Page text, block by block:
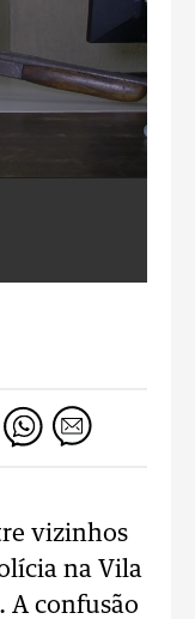
vizinhos
na Vila
A confusão